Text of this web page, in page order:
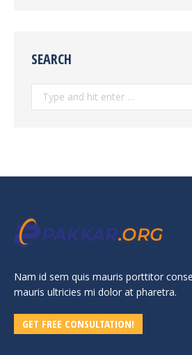
SEARCH
Search:
Nam id sem quis mauris porttitor
mauris ultricies mi dolor at pharetra.
GET FREE CONSULTATION!